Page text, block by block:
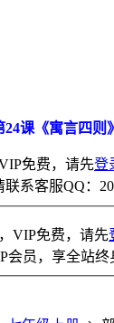
课《寓言四则
免费，请先登
系客服QQ：
VIP免费，请先
员，享全站